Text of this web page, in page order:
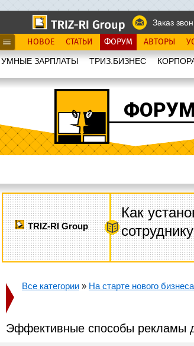
Заказ
НОВОЕ СТАТЬИ ФОРУМ АВТОРЫ
УМНЫЕ ЗАРПЛАТЫ ТРИЗ.БИЗНЕС
ФОРУМ
TRIZ-RI Group
Как
сотруднику
Все категории » На старте нового бизнеса
Эффективные способы рекламы